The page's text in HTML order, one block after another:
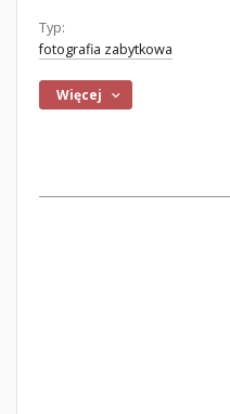
Typ:
fotografia zabytkowa
Więcej